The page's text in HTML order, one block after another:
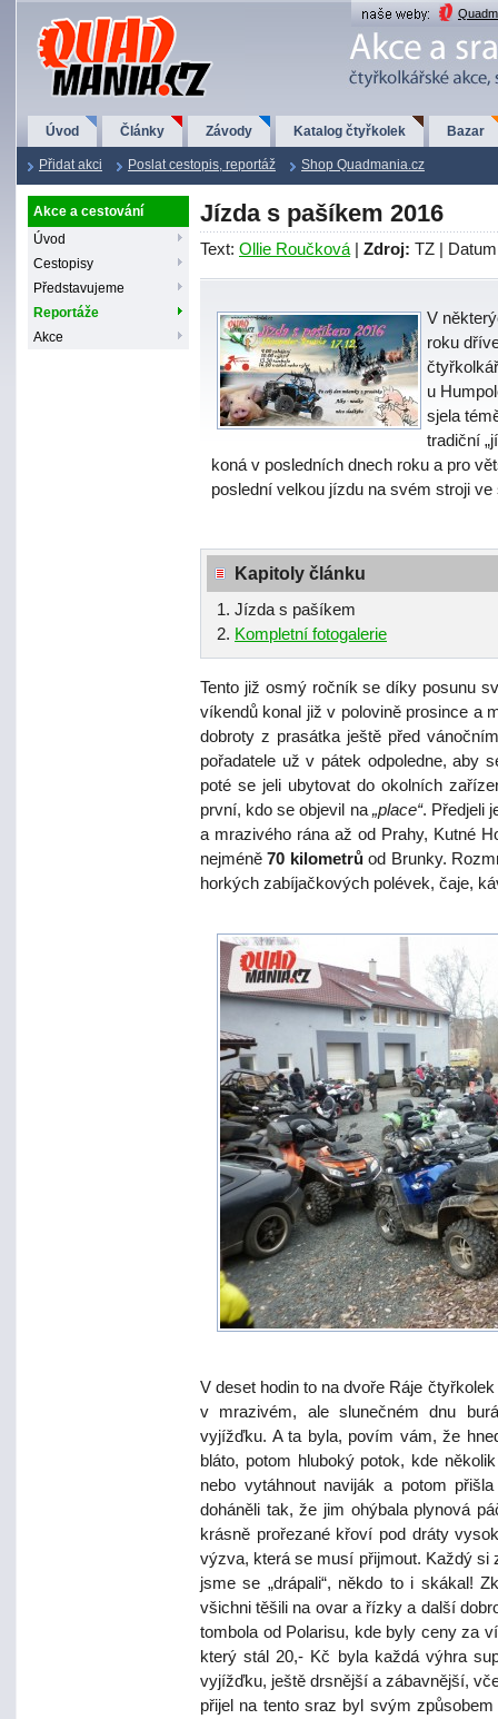
QuadMania.cz
Úvod Články Závody Katalog čtyřkolek Bazar
Přidat akci Poslat cestopis, reportáž Shop Quadmania.cz
Akce a cestování
Úvod
Cestopisy
Představujeme
Reportáže
Akce
Jízda s pašíkem 2016
Text: Ollie Roučková | Zdroj: TZ |
V
roku
u
sjela
tradiční
koná v posledních dnech roku a pro
poslední velkou jízdu na svém stroji ve
Kapitoly článku
Jízda s pašíkem
Kompletní fotogalerie
Tento již osmý ročník se díky posunu
víkendů konal již v polovině prosince a
dobroty z prasátka ještě před
pořadatele už v pátek odpoledne, aby
poté se jeli ubytovat do okolních
první, kdo se objevil na „place“. Předjeli
a mrazivého rána až od Prahy, Kutné
nejméně70 kilometrůod Brunky.
horkých zabíjačkových polévek, čaje,
V deset hodin to na dvoře Ráje
v mrazivém, ale slunečném dnu
vyjížďku. A ta byla, povím vám, že
bláto, potom hluboký potok, kde
nebo vytáhnout naviják a potom
doháněli tak, že jim ohýbala plynová
krásně prořezané křoví pod dráty
výzva, která se musí přijmout. Každý si
jsme se „drápali“, někdo to i skákal!
všichni těšili na ovar a řízky a další
tombola od Polarisu, kde byly ceny za
který stál 20,- Kč byla každá výhra
vyjížďku, ještě drsnější a zábavnější,
přijel na tento sraz byl svým